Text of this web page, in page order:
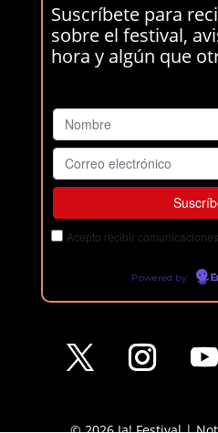
Suscríbete para
sobre el festival,
hora y algún que
Acepto recibir
Powered by